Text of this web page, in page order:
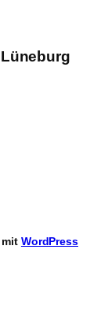
WordPress